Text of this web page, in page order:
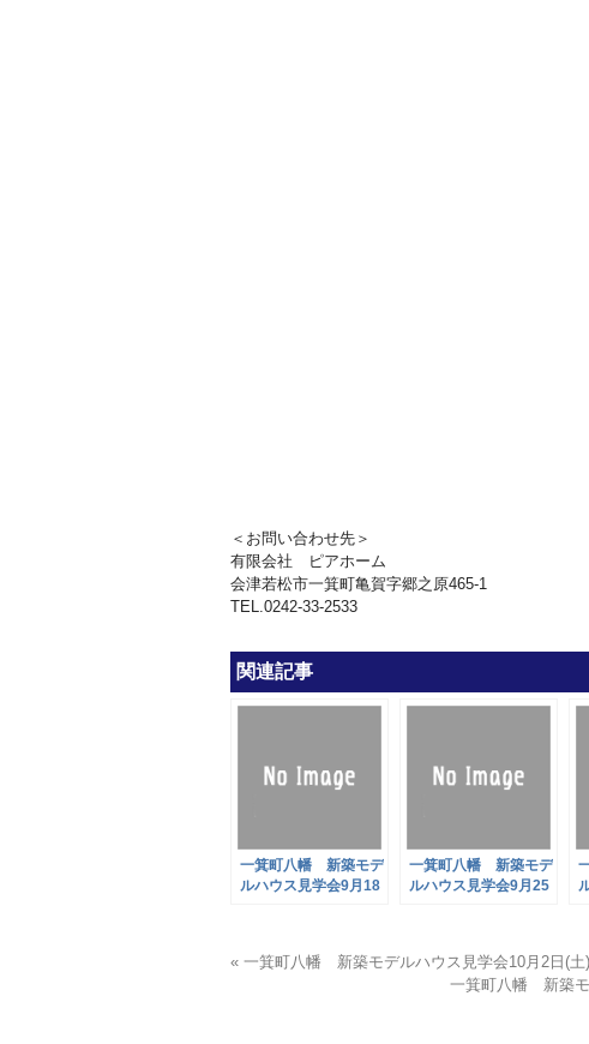
＜お問い合わせ先＞
有限会社 ピアホーム
会津若松市一箕町亀賀字郷之原465-1
TEL.0242-33-2533
関連記事
一箕町八幡 新築モデ
ルハウス見学会9月18
一箕町八幡 新築モデ
ルハウス見学会9月25
« 一箕町八幡 新築モデルハウス見学会10月2日(土
一箕町八幡 新築モ